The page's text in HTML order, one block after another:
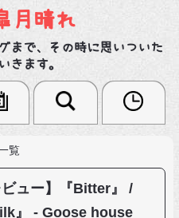
月晴れ
まで、その時に思いついた
きます。
覧
ビュー】『Bitter』 /
』 - Goose house